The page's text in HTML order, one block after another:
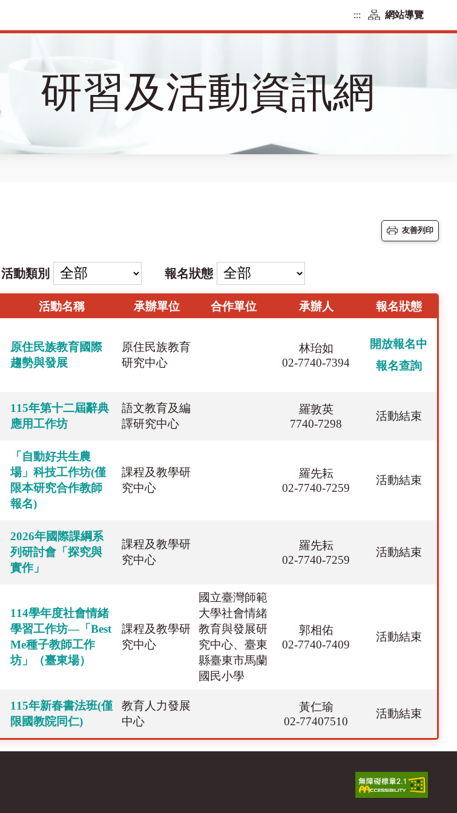
::: 網站導覽
研習及活動資訊網
友善列印
活動類別 報名狀態
活動名稱 承辦單位 合作單位 承辦人 報名狀態
原住民族教育國際
趨勢與發展
原住民族教育
研究中心
林珆如
02-7740-7394
開放報名中
報名查詢
115年第十二屆辭典
應用工作坊
語文教育及編
譯研究中心
羅敦英
7740-7298
活動結束
「自動好共生農
場」科技工作坊(僅
限本研究合作教師
報名)
課程及教學研
究中心
羅先耘
02-7740-7259
活動結束
2026年國際課綱系
列研討會「探究與
實作」
課程及教學研
究中心
羅先耘
02-7740-7259
活動結束
114學年度社會情緒
學習工作坊—「Best
Me種子教師工作
坊」（臺東場）
課程及教學研
究中心
國立臺灣師範
大學社會情緒
教育與發展研
究中心、臺東
縣臺東市馬蘭
國民小學
郭相佑
02-7740-7409
活動結束
115年新春書法班(僅
限國教院同仁)
教育人力發展
中心
黃仁瑜
02-77407510
活動結束